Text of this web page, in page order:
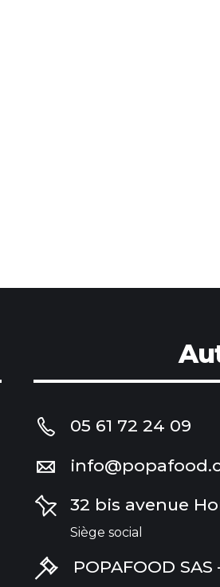
05 61 72 24 09
32 bis avenue
Siège social
POPAFOOD